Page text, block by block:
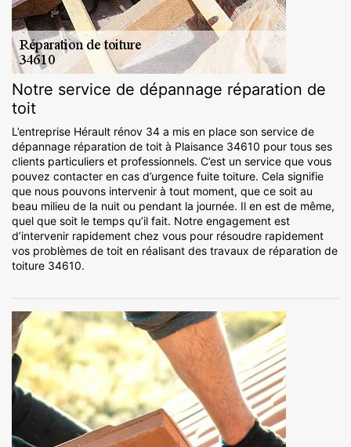
Notre service de dépannage réparation de
toit
L’entreprise Hérault rénov 34 a mis en place son service de
dépannage réparation de toit à Plaisance 34610 pour tous ses
clients particuliers et professionnels. C’est un service que vous
pouvez contacter en cas d’urgence fuite toiture. Cela signifie
que nous pouvons intervenir à tout moment, que ce soit au
beau milieu de la nuit ou pendant la journée. Il en est de même,
quel que soit le temps qu’il fait. Notre engagement est
d’intervenir rapidement chez vous pour résoudre rapidement
vos problèmes de toit en réalisant des travaux de réparation de
toiture 34610.